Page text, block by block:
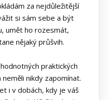
za nejdůležitější
si sám sebe a být
umět ho rozesmát,
nějaký průšvih.
praktických
nikdy zapomínat.
i v dobách, kdy je váš